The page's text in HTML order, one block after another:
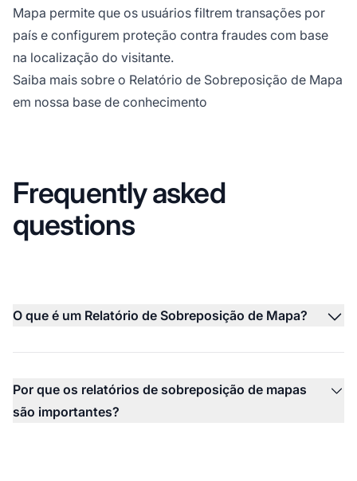
Mapa permite que os usuários filtrem transações por
país e configurem proteção contra fraudes com base
na localização do visitante.
Saiba mais sobre o Relatório de Sobreposição de Mapa
em nossa base de conhecimento
Frequently asked
questions
O que é um Relatório de Sobreposição de Mapa?
Por que os relatórios de sobreposição de mapas
são importantes?